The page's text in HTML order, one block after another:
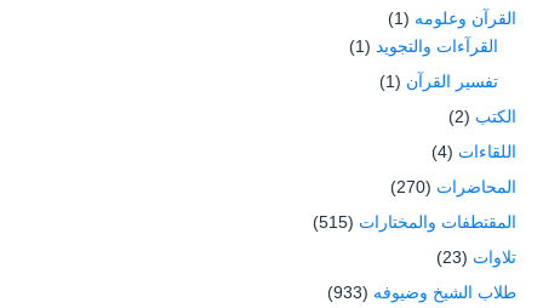
القرآن وعلومه (1)
القرآءات والتجويد (1)
تفسير القرآن (1)
الكتب (2)
اللقاءات (4)
المحاضرات (270)
المقتطفات والمختارات (515)
تلاوات (23)
طلاب الشيخ وضيوفه (933)